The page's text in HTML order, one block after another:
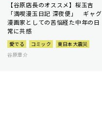
【谷原店長のオススメ】桜玉吉
「満喫漫玉日記 深夜便」 ギャグ
漫画家としての苦悩経た中年の日
常に共感
愛でる コミック
東日本大震災
谷原章介